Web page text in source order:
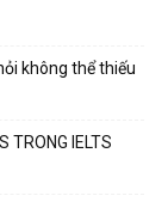
không thể thiếu
TRONG IELTS